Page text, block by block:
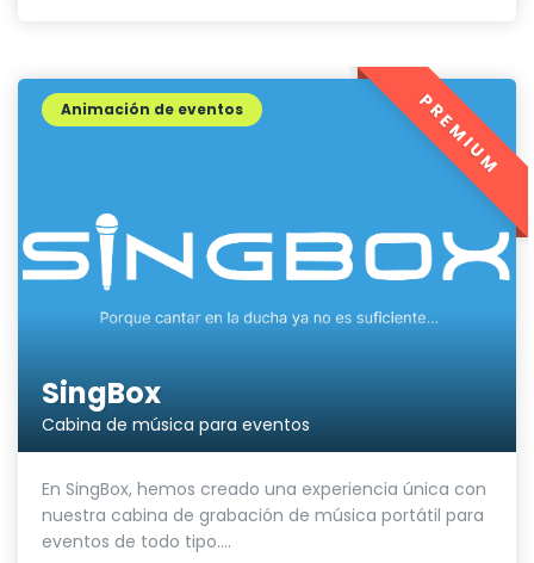
SingBox
Cabina de música para eventos
Animación de eventos
En SingBox, hemos creado una experiencia única con
nuestra cabina de grabación de música portátil para
eventos de todo tipo....
PREMIUM